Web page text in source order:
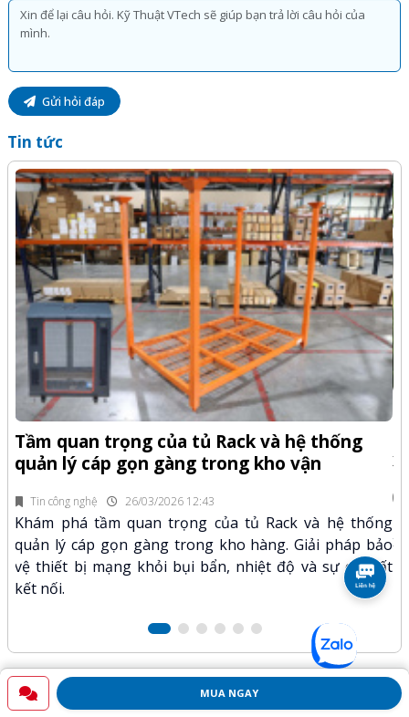
Gửi hỏi đáp
Tin tức
Tin công nghệ 26/03/2026 12:43
Tầm quan trọng của tủ Rack và hệ thống
quản lý cáp gọn gàng trong kho vận
Khám phá tầm quan trọng của tủ Rack và hệ thống
quản lý cáp gọn gàng trong kho hàng. Giải pháp bảo
vệ thiết bị mạng khỏi bụi bẩn, nhiệt độ và sự cố mất
kết nối.
MUA NGAY